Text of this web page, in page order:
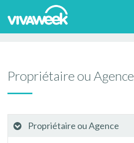
Accueil> Aide et contact
Compléter mon annonce
Propriétaire ou Agence
Propriétaire ou Agence